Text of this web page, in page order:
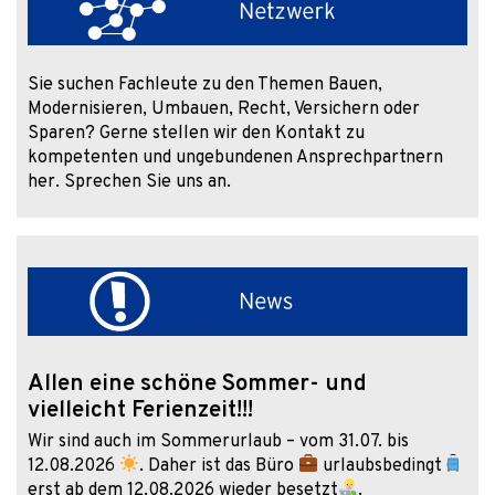
Sie suchen Fachleute zu den Themen Bauen,
Modernisieren, Umbauen, Recht, Versichern oder
Sparen? Gerne stellen wir den Kontakt zu
kompetenten und ungebundenen Ansprechpartnern
her. Sprechen Sie uns an.
Allen eine schöne Sommer- und
vielleicht Ferienzeit!!!
Wir sind auch im Sommerurlaub – vom 31.07. bis
12.08.2026
. Daher ist das Büro
urlaubsbedingt
erst ab dem 12.08.2026 wieder besetzt
.